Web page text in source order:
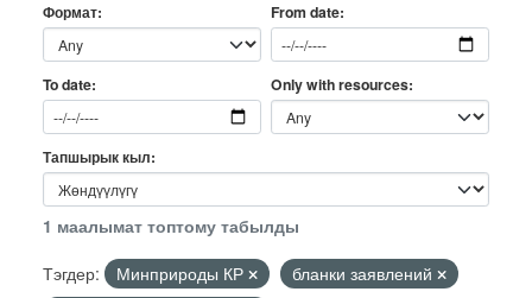
Формат From date
To date Only with resources
Тапшырык кыл
1 маалымат топтому табылды
Тэгдер:
Минприроды КР
бланки заявлений